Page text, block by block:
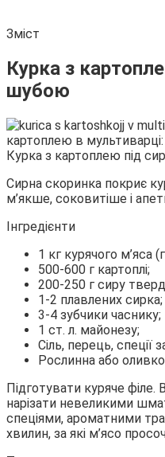
Зміст
Курка з
шубою
Курка з картоплею під
Сирна скоринка покриє
м’якше, соковитіше і
Інгредієнти
1 кг курячого м’яса
500-600 г картоплі;
200-250 г сиру
1-2 плавлених сирка;
3-4 зубчики часнику;
1 ст. л. майонезу;
Сіль, перець, спеції
Рослинна або
Підготувати куряче філе.
нарізати невеликими
спеціями, ароматними
хвилин, за які м’ясо